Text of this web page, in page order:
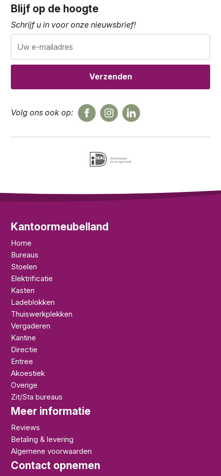
Blijf op de hoogte
Schrijf u in voor onze nieuwsbrief!
Volg ons ook op:
Kantoormeubelland
Home
Bureaus
Stoelen
Elektrificatie
Kasten
Ladeblokken
Thuiswerkplekken
Vergaderen
Kantine
Directie
Entree
Akoestiek
Overige
Zit/Sta bureaus
Meer informatie
Reviews
Betaling & levering
Algemene voorwaarden
Contact opnemen